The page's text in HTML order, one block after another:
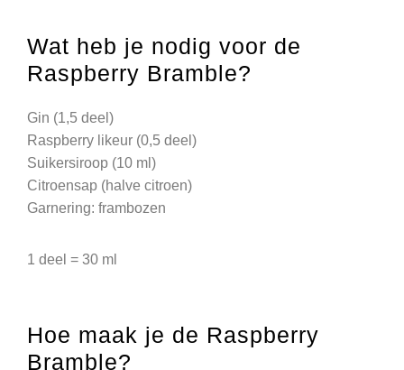
Wat heb je nodig voor de
Raspberry Bramble?
Gin (1,5 deel)
Raspberry likeur (0,5 deel)
Suikersiroop (10 ml)
Citroensap (halve citroen)
Garnering: frambozen
1 deel = 30 ml
Hoe maak je de Raspberry
Bramble?